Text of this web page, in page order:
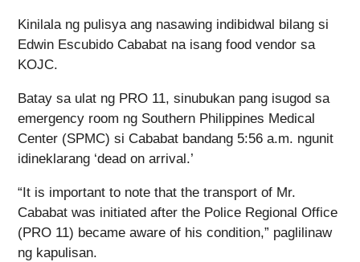
Kinilala ng pulisya ang nasawing indibidwal bilang si
Edwin Escubido Cababat na isang food vendor sa
KOJC.
Batay sa ulat ng PRO 11, sinubukan pang isugod sa
emergency room ng Southern Philippines Medical
Center (SPMC) si Cababat bandang 5:56 a.m. ngunit
idineklarang ‘dead on arrival.’
“It is important to note that the transport of Mr.
Cababat was initiated after the Police Regional Office
(PRO 11) became aware of his condition,” paglilinaw
ng kapulisan.